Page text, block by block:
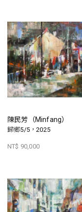
陳民芳（Minfang）
歸鄉5/5，2025
NT$ 90,000